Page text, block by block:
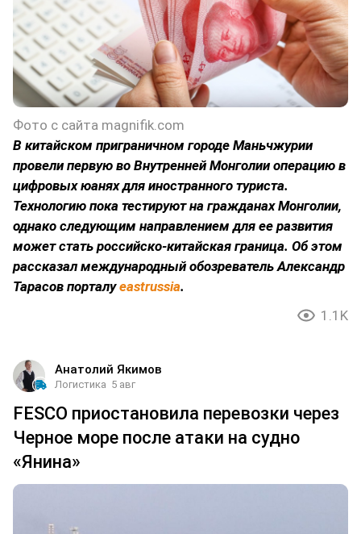
Фото с сайта magnifik.com
В китайском приграничном городе Маньчжурии
провели первую во Внутренней Монголии операцию в
цифровых юанях для иностранного туриста.
Технологию пока тестируют на гражданах Монголии,
однако следующим направлением для ее развития
может стать российско-китайская граница. Об этом
рассказал международный обозреватель Александр
Тарасов порталуeastrussia.
1.1K
Анатолий Якимов
Логистика 5 авг
FESCO приостановила перевозки через
Черное море после атаки на судно
«Янина»